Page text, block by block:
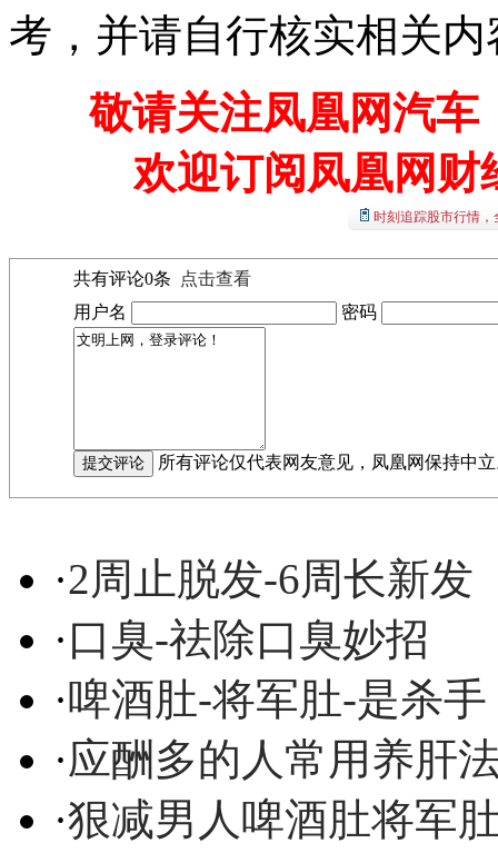
考，并请自行核实相关内
敬请关注凤凰网汽车
欢迎订阅凤凰网财
时刻追踪股市行情
共有评论0条
点击查看
用户名
密码
所有评论仅代表网友意见，凤凰网保持中
·2周止脱发-6周长新发
·口臭-祛除口臭妙招
·啤酒肚-将军肚-是杀手
·应酬多的人常用养肝
·狠减男人啤酒肚将军